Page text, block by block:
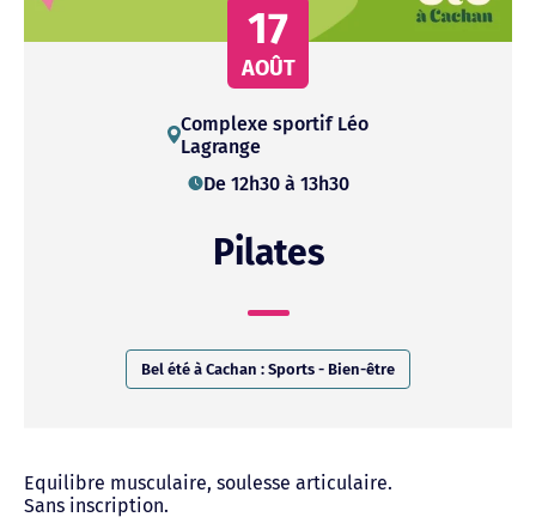
17
AOÛT
Complexe sportifLéo
Lagrange
De 12h30 à 13h30
Pilates
Bel été à Cachan : Sports - Bien-être
Equilibre musculaire, soulesse articulaire.
Sans inscription.